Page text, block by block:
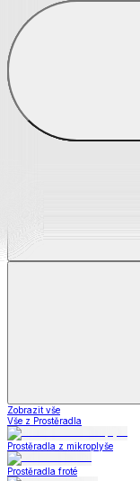
Prostěradla
Zobrazit vše
Vše z Prostěradla
Prostěradla z mikroplyše
Prostěradla froté